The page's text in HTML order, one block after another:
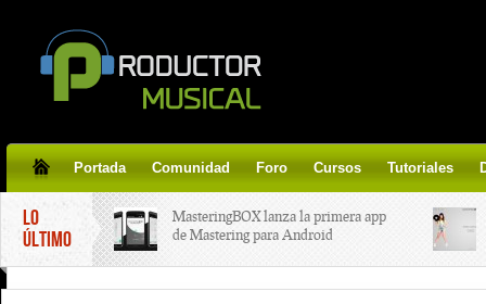
Portada Comunidad Foro Cursos Tutoriales
LO
ÚLTIMO
MasteringBOX lanza la primera app
de Mastering para Android